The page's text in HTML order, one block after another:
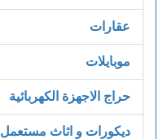
عقارات
موبايلات
حراج الاجهزة الكهربائية
ديكورات و اثاث مستعمل